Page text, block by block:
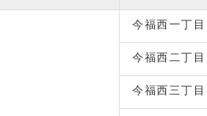
今福西一丁目
今福西二丁目
今福西三丁目